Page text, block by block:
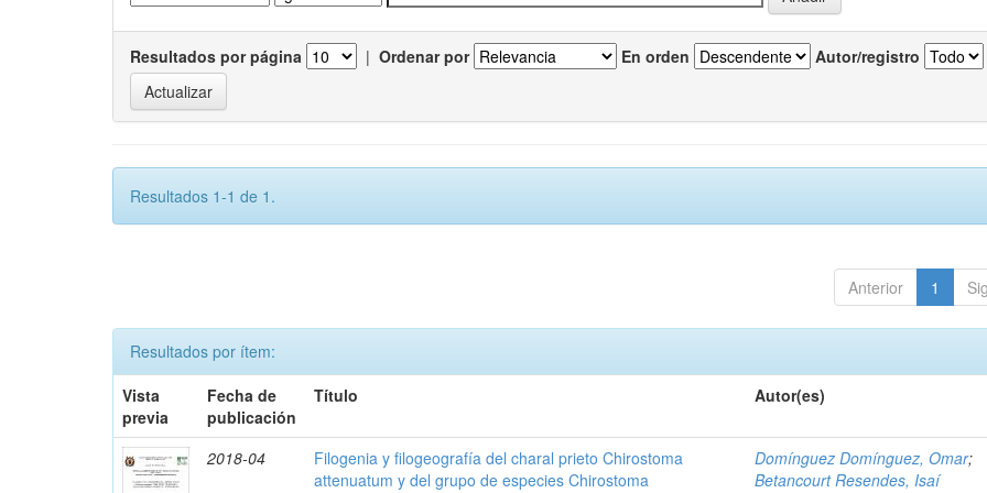
Resultados por página | Ordenar por En orden Autor/registro
Resultados 1-1 de 1.
Anterior 1
Resultados por ítem:
Vista
previa
Fecha de
publicación
Título Autor(es)
2018-04
Filogenia y filogeografía del charal prieto Chirostoma
attenuatum y del grupo de especies Chirostoma
Domínguez Domínguez, Omar;
Betancourt Resendes, Isaí